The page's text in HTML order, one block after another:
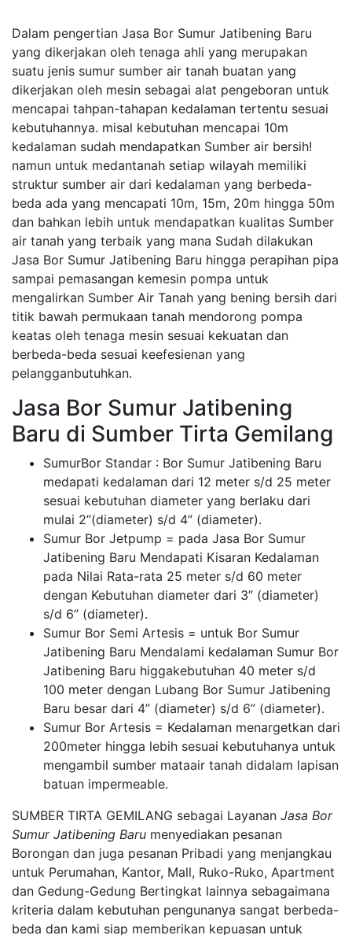
Dalam pengertian Jasa Bor Sumur Jatibening Baru
yang dikerjakan oleh tenaga ahli yang merupakan
suatu jenis sumur sumber air tanah buatan yang
dikerjakan oleh mesin sebagai alat pengeboran untuk
mencapai tahpan-tahapan kedalaman tertentu sesuai
kebutuhannya. misal kebutuhan mencapai 10m
kedalaman sudah mendapatkan Sumber air bersih!
namun untuk medantanah setiap wilayah memiliki
struktur sumber air dari kedalaman yang berbeda-
beda ada yang mencapati 10m, 15m, 20m hingga 50m
dan bahkan lebih untuk mendapatkan kualitas Sumber
air tanah yang terbaik yang mana Sudah dilakukan
Jasa Bor Sumur Jatibening Baru hingga perapihan pipa
sampai pemasangan kemesin pompa untuk
mengalirkan Sumber Air Tanah yang bening bersih dari
titik bawah permukaan tanah mendorong pompa
keatas oleh tenaga mesin sesuai kekuatan dan
berbeda-beda sesuai keefesienan yang
pelangganbutuhkan.
Jasa Bor Sumur Jatibening
Baru di Sumber Tirta Gemilang
SumurBor Standar : Bor Sumur Jatibening Baru
medapati kedalaman dari 12 meter s/d 25 meter
sesuai kebutuhan diameter yang berlaku dari
mulai 2”(diameter) s/d 4” (diameter).
Sumur Bor Jetpump = pada Jasa Bor Sumur
Jatibening Baru Mendapati Kisaran Kedalaman
pada Nilai Rata-rata 25 meter s/d 60 meter
dengan Kebutuhan diameter dari 3” (diameter)
s/d 6” (diameter).
Sumur Bor Semi Artesis = untuk Bor Sumur
Jatibening Baru Mendalami kedalaman Sumur Bor
Jatibening Baru higgakebutuhan 40 meter s/d
100 meter dengan Lubang Bor Sumur Jatibening
Baru besar dari 4” (diameter) s/d 6” (diameter).
Sumur Bor Artesis = Kedalaman menargetkan dari
200meter hingga lebih sesuai kebutuhanya untuk
mengambil sumber mataair tanah didalam lapisan
batuan impermeable.
SUMBER TIRTA GEMILANG sebagai Layanan Jasa Bor
Sumur Jatibening Baru menyediakan pesanan
Borongan dan juga pesanan Pribadi yang menjangkau
untuk Perumahan, Kantor, Mall, Ruko-Ruko, Apartment
dan Gedung-Gedung Bertingkat lainnya sebagaimana
kriteria dalam kebutuhan pengunanya sangat berbeda-
beda dan kami siap memberikan kepuasan untuk